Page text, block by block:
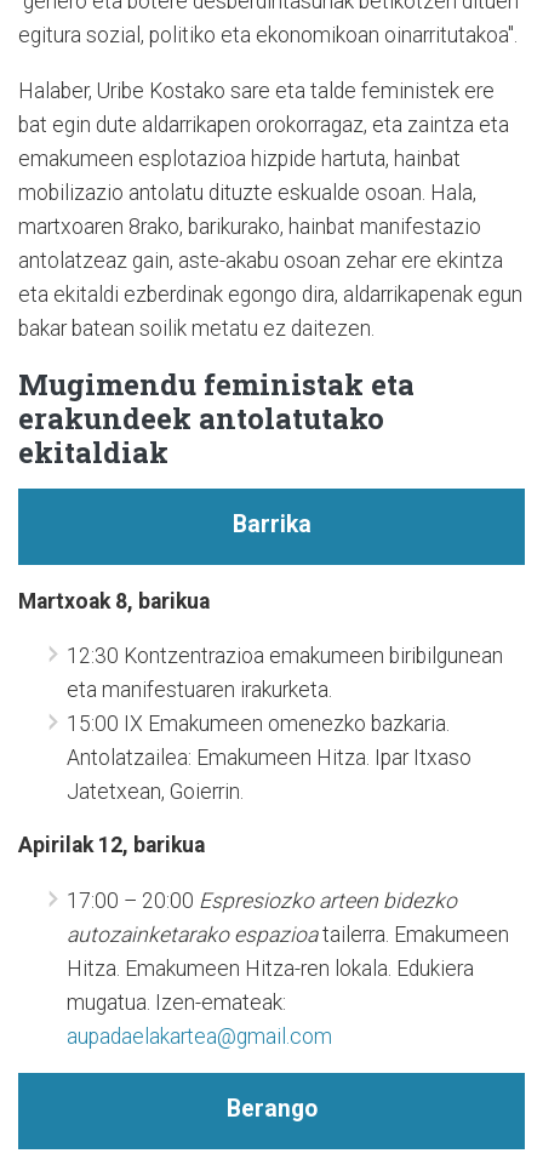
egitura sozial, politiko eta ekonomikoan oinarritutakoa".
Halaber, Uribe Kostako sare eta talde feministek ere
bat egin dute aldarrikapen orokorragaz, eta zaintza eta
emakumeen esplotazioa hizpide hartuta, hainbat
mobilizazio antolatu dituzte eskualde osoan. Hala,
martxoaren 8rako, barikurako, hainbat manifestazio
antolatzeaz gain, aste-akabu osoan zehar ere ekintza
eta ekitaldi ezberdinak egongo dira, aldarrikapenak egun
bakar batean soilik metatu ez daitezen.
Mugimendu feministak eta
erakundeek antolatutako
ekitaldiak
Barrika
Martxoak 8, barikua
12:30 Kontzentrazioa emakumeen biribilgunean
eta manifestuaren irakurketa.
15:00 IX Emakumeen omenezko bazkaria.
Antolatzailea: Emakumeen Hitza. Ipar Itxaso
Jatetxean, Goierrin.
Apirilak 12, barikua
17:00 – 20:00 Espresiozko arteen bidezko
autozainketarako espazioatailerra. Emakumeen
Hitza. Emakumeen Hitza-ren lokala. Edukiera
mugatua. Izen-emateak:
aupadaelakartea@gmail.com
Berango